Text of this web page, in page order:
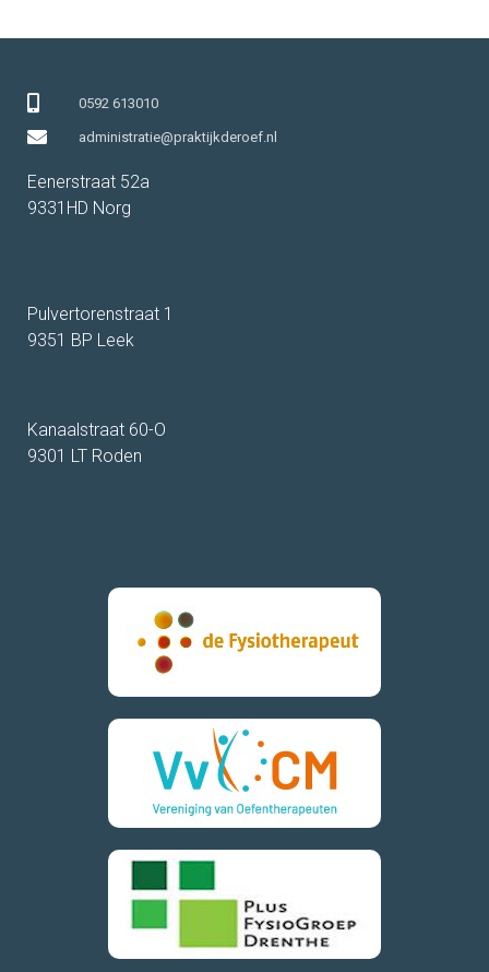
0592 613010
administratie@praktijkderoef.nl
Eenerstraat 52a
9331HD Norg
Pulvertorenstraat 1
9351 BP Leek
Kanaalstraat 60-O
9301 LT Roden